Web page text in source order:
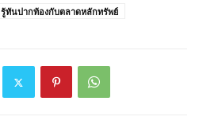
รู้ทันปากท้องกับตลาดหลักทรัพย์